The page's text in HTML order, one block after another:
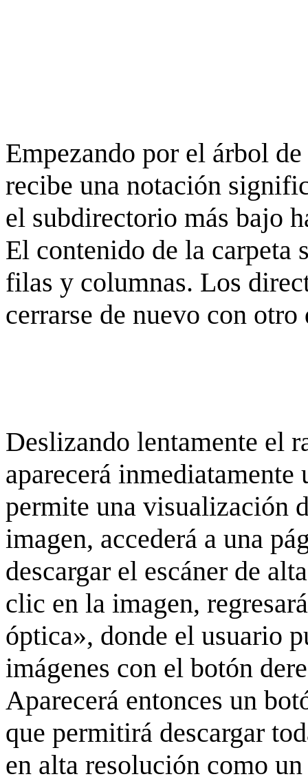
Empezando por el árbol
recibe una notación
el subdirectorio más bajo
El contenido de la carpeta
filas y columnas. Los
cerrarse de nuevo con
Deslizando lentamente el
aparecerá
permite una visualización
imagen, accederá a una
descargar el escáner de
clic en la imagen,
óptica», donde el usuario
imágenes con el botón
Aparecerá entonces un
que permitirá descargar
en alta resolución como